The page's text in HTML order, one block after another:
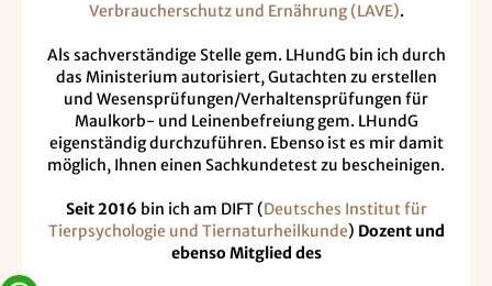
Verbraucherschutz und Ernährung (LAVE).
Als sachverständige Stelle gem. LHundG bin ich durch
das Ministerium autorisiert, Gutachten zu erstellen
und Wesensprüfungen/Verhaltensprüfungen für
Maulkorb- und Leinenbefreiung gem. LHundG
eigenständig durchzuführen. Ebenso ist es mir damit
möglich, Ihnen einen Sachkundetest zu bescheinigen.
Seit 2016 bin ich am DIFT (Deutsches Institut für
Tierpsychologie und Tiernaturheilkunde) Dozent und
ebenso Mitglied des